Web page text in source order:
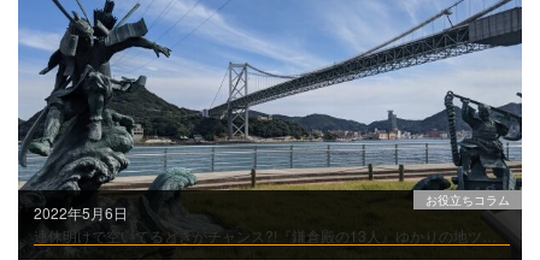
2022年5月6日
お役立ちコラム